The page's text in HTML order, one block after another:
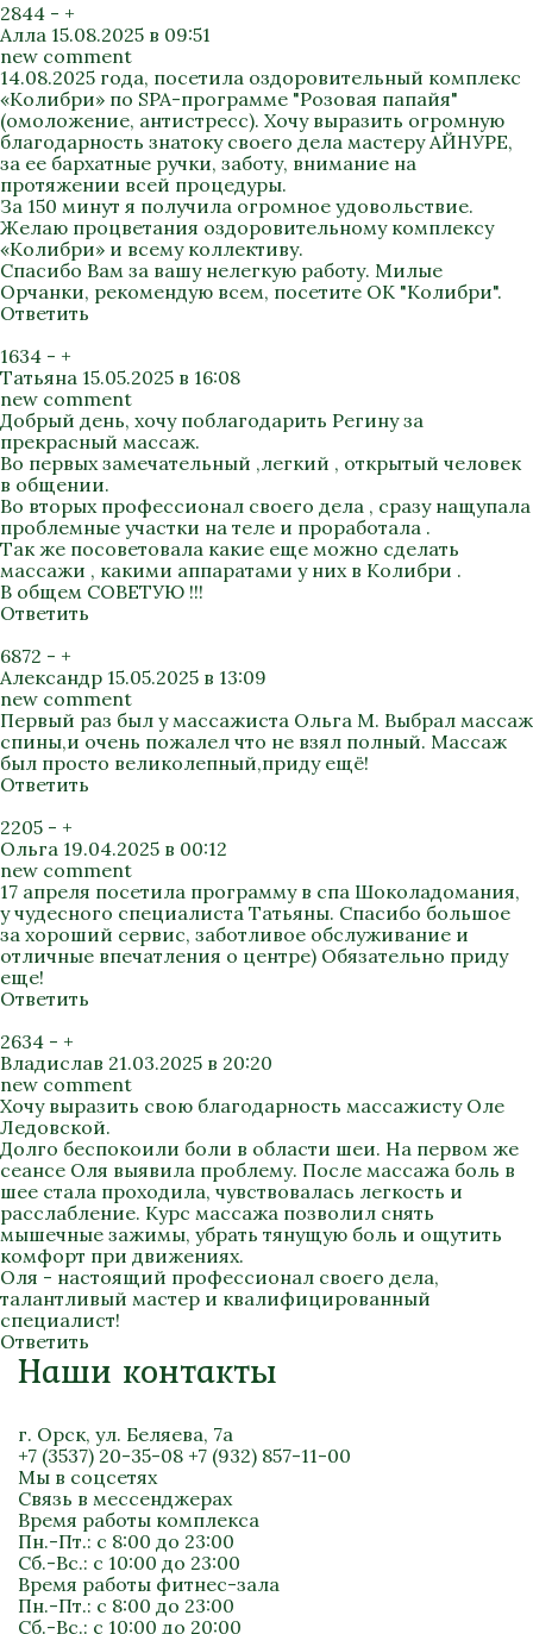
2844 - +
Алла 15.08.2025 в 09:51
new comment
14.08.2025 года, посетила оздоровительный комплекс
«Колибри» по SPA-программе "Розовая папайя"
(омоложение, антистресс). Хочу выразить огромную
благодарность знатоку своего дела мастеру АЙНУРЕ,
за ее бархатные ручки, заботу, внимание на
протяжении всей процедуры.
За 150 минут я получила огромное удовольствие.
Желаю процветания оздоровительному комплексу
«Колибри» и всему коллективу.
Спасибо Вам за вашу нелегкую работу. Милые
Орчанки, рекомендую всем, посетите ОК "Колибри".
Ответить
1634 - +
Татьяна 15.05.2025 в 16:08
new comment
Добрый день, хочу поблагодарить Регину за
прекрасный массаж.
Во первых замечательный ,легкий , открытый человек
в общении.
Во вторых профессионал своего дела , сразу нащупала
проблемные участки на теле и проработала .
Так же посоветовала какие еще можно сделать
массажи , какими аппаратами у них в Колибри .
В общем СОВЕТУЮ !!!
Ответить
6872 - +
Александр 15.05.2025 в 13:09
new comment
Первый раз был у массажиста Ольга М. Выбрал массаж
спины,и очень пожалел что не взял полный. Массаж
был просто великолепный,приду ещё!
Ответить
2205 - +
Ольга 19.04.2025 в 00:12
new comment
17 апреля посетила программу в спа Шоколадомания,
у чудесного специалиста Татьяны. Спасибо большое
за хороший сервис, заботливое обслуживание и
отличные впечатления о центре) Обязательно приду
еще!
Ответить
2634 - +
Владислав 21.03.2025 в 20:20
new comment
Хочу выразить свою благодарность массажисту Оле
Ледовской.
Долго беспокоили боли в области шеи. На первом же
сеансе Оля выявила проблему. После массажа боль в
шее стала проходила, чувствовалась легкость и
расслабление. Курс массажа позволил снять
мышечные зажимы, убрать тянущую боль и ощутить
комфорт при движениях.
Оля - настоящий профессионал своего дела,
талантливый мастер и квалифицированный
специалист!
Ответить
Наши контакты
г. Орск, ул. Беляева, 7а
+7 (3537) 20-35-08 +7 (932) 857-11-00
Мы в соцсетях
Связь в мессенджерах
Время работы комплекса
Пн.-Пт.: с 8:00 до 23:00
Сб.-Вс.: с 10:00 до 23:00
Время работы фитнес-зала
Пн.-Пт.: с 8:00 до 23:00
Сб.-Вс.: с 10:00 до 20:00